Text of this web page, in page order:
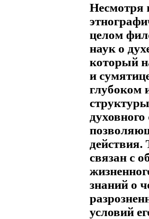
Несмотря
целом
наук о
который
и
глубоком
действия.
связан с
знаний о
условий